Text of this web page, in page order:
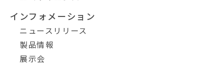
インフォメーション
ニュースリリース
製品情報
展示会